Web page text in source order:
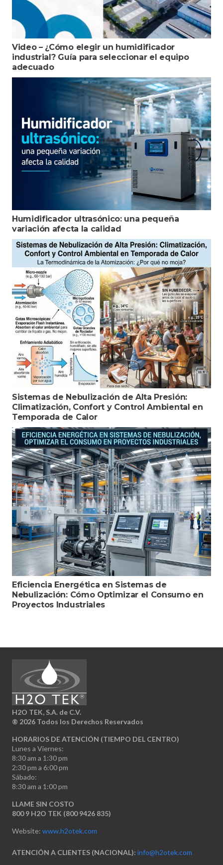
Video – ¿Cómo elegir un humidificador
industrial? Guía para seleccionar el equipo
adecuado
Humidificador ultrasónico: una pequeña
variación afecta la calidad
Sistemas de Nebulización de Alta Presión:
Climatización, Confort y Control Ambiental en
Temporada de Calor
Eficiencia Energética en Sistemas de
Nebulización: Cómo Optimizar el Consumo en
Proyectos Industriales
H2O TEK, S.A. de C.V.
® 2026 Todos los Derechos Reservados
HORARIOS DE ATENCIÓN (TIEMPO DEL CENTRO)
Lunes a Viernes:
8:30 am a 1:30 pm
2:30 pm a 6:00 pm
Sábado:
8:30 am a 1:00 pm
LLAME SIN COSTO
800 9 H2O TEK (800 9426 835)
Website: www.h2otek.com
ATENCIÓN A CLIENTES (NACIONAL): info@h2otek.com